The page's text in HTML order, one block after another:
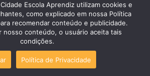
Escola Aprendiz utilizam cookies e
como explicado em nossa Política
recomendar conteúdo e publicidade.
nosso conteúdo, o usuário aceita tais
condições.
Política de Privacidade